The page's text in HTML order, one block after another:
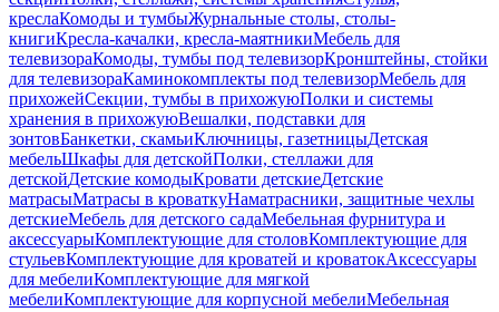
креслаКомоды и тумбыЖурнальные столы, столы-
книгиКресла-качалки, кресла-маятникиМебель для
телевизораКомоды, тумбы под телевизорКронштейны, стойки
для телевизораКаминокомплекты под телевизорМебель для
прихожейСекции, тумбы в прихожуюПолки и системы
хранения в прихожуюВешалки, подставки для
зонтовБанкетки, скамьиКлючницы, газетницыДетская
мебельШкафы для детскойПолки, стеллажи для
детскойДетские комодыКровати детскиеДетские
матрасыМатрасы в кроваткуНаматрасники, защитные чехлы
детскиеМебель для детского садаМебельная фурнитура и
аксессуарыКомплектующие для столовКомплектующие для
стульевКомплектующие для кроватей и кроватокАксессуары
для мебелиКомплектующие для мягкой
мебелиКомплектующие для корпусной мебелиМебельная